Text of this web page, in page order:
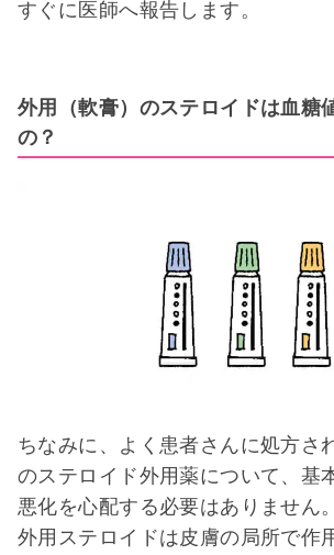
すぐに医師へ報告します。
外用（軟膏）のステロイドは血糖
の？
ちなみに、よく患者さんに処方さ
のステロイド外用薬について、基
悪化を心配する必要はありません。
外用ステロイドは皮膚の局所で作